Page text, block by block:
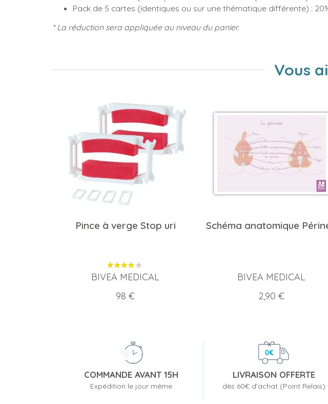
Pack de 5 cartes (identiques ou sur une thématique différente) :
* La réduction sera appliquée au niveau du panier.
Vous
Pince à verge Stop uri
BIVEA MEDICAL
Prix
98 €
Schéma anatomique
BIVEA MEDICAL
Prix
2,90 €
COMMANDE AVANT 15H
Expédition le jour même
LIVRAISON OFFERTE
dès 60€ d'achat (Point Relais)